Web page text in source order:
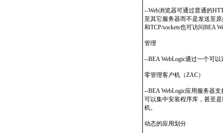
--Web浏览器可通过普通的
至其它服务器而不是发送至
和TCP/sockets也可访问BEA
管理
--BEA WebLogic通过一个可
零管理客户机（ZAC）
--BEA WebLogic应用服务器
可以集中安装程序库，甚至是
机。
动态的应用划分